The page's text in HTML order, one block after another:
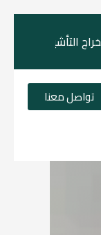
تواصل معنا